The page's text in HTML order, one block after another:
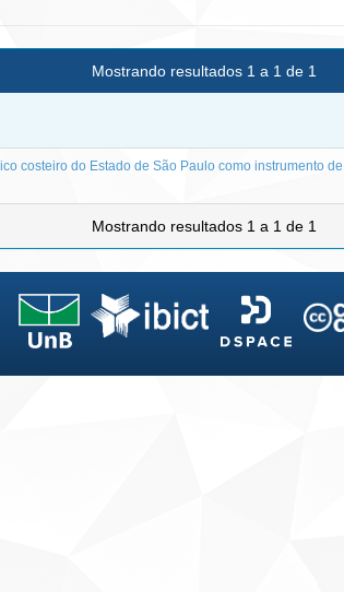
Mostrando resultados 1 a 1 de 1
costeiro do Estado de São Paulo como instrumento
Mostrando resultados 1 a 1 de 1